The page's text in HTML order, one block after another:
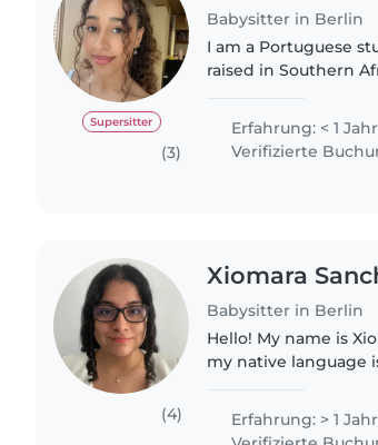
Supersitter
(3)
Babysitter in Berlin
I am a Portuguese
raised in Southern
experience with..
Erfahrung: < 1 Jahr
Verifizierte
(4)
Xiomara
Babysitter in Berlin
Hello! My name is
my native language
German intensively..
Erfahrung: > 1 Jahr